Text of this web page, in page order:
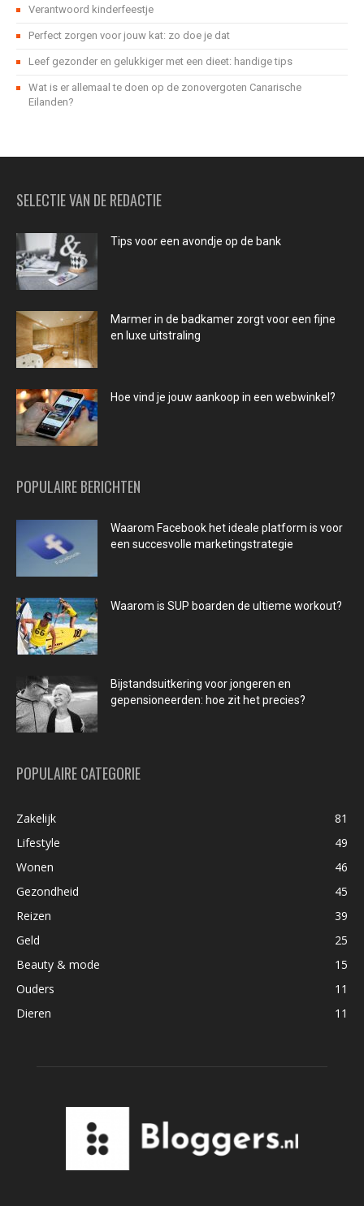
Verantwoord kinderfeestje
Perfect zorgen voor jouw kat: zo doe je dat
Leef gezonder en gelukkiger met een dieet: handige tips
Wat is er allemaal te doen op de zonovergoten Canarische
Eilanden?
SELECTIE VAN DE REDACTIE
Tips voor een avondje op de bank
Marmer in de badkamer zorgt voor een fijne
en luxe uitstraling
Hoe vind je jouw aankoop in een webwinkel?
POPULAIRE BERICHTEN
Waarom Facebook het ideale platform is voor
een succesvolle marketingstrategie
Waarom is SUP boarden de ultieme workout?
Bijstandsuitkering voor jongeren en
gepensioneerden: hoe zit het precies?
POPULAIRE CATEGORIE
Zakelijk
81
Lifestyle
49
Wonen
46
Gezondheid
45
Reizen
39
Geld
25
Beauty & mode
15
Ouders
11
Dieren
11